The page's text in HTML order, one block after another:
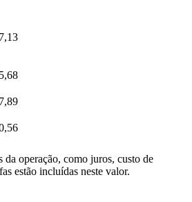
da operação, como juros, custo de
estão incluídas neste valor.